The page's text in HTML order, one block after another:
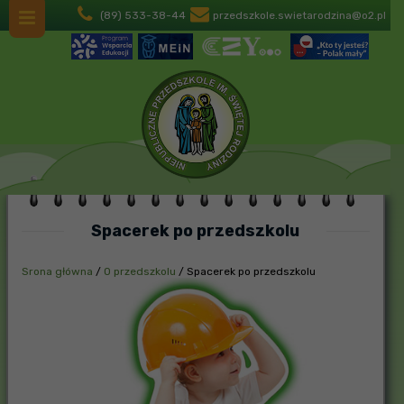
(89) 533-38-44 przedszkole.swietarodzina@o2.pl
Spacerek po przedszkolu
Srona główna / O przedszkolu / Spacerek po przedszkolu